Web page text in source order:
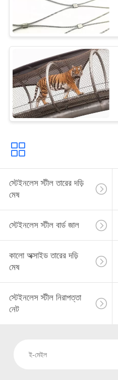
স্টেইনলেস স্টীল তারের দড়ি
মেষ
স্টেইনলেস স্টীল বার্ড জাল
কালো অক্সাইড তারের দড়ি
মেষ
স্টেইনলেস স্টীল নিরাপত্তা
নেট